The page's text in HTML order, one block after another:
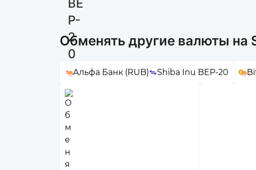
Обменять другие валюты на
Альфа Банк (RUB) Shiba Inu BEP-20